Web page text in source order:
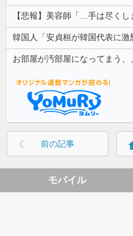
【悲報】美容師「…手は尽く
お部屋が汚部屋になってまう、
前の記事
モバイル